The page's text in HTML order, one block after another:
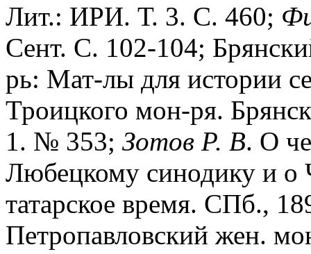
Лит.: ИРИ. Т. 3. С. 460;
Сент. С. 102-104;
рь: Мат-лы для истории
Троицкого мон-ря.
1. № 353; Зотов Р. В. О
Любецкому синодику и о
татарское время. СПб.,
Петропавловский жен.